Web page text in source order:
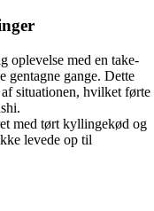
oplevelse med en take-
gentagne gange. Dette
situationen, hvilket førte
med tørt kyllingekød og
levede op til